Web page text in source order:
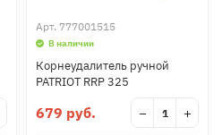
Арт. 777001515
В наличии
Корнеудалитель ручной
PATRIOT RRP 325
679 руб. − +